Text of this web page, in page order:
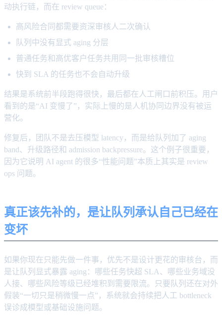
动执行链，而在 review queue：
高风险合同都需要资深审核人二次确认
队列中没有显式 aging 分层
普通任务和高优客户任务共用同一批审核槽位
快到 SLA 的任务也不会自动升级
结果是系统前半段跑得很快，最后都在人工闸口前积压。用户
看到的是“AI 变慢了”，实际上慢的是人机协同边界没有被运
营化。
修复后，团队不是去压模型 latency，而是给队列加了 aging
band、升级路径和 admission backpressure。这个例子很重要，
因为它说明 AI agent 的很多“性能问题”本质上其实是 review
ops 问题。
真正该先补的，是让队列承认自己已经在
变坏
如果你现在只能先做一件事，优先不是设计更花的审核台，而
是让队列显式暴露 aging：哪些任务快超 SLA、哪些业务域没
人接、哪些风险等级已经堆积到需要限流。只要队列还在对外
假装“一切只是稍微慢一点”，系统就会持续把人工 bottleneck
误诊成模型或基础设施问题。